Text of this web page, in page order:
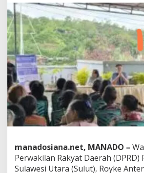
a
r
i
n
M
a
s
u
k
a
n
W
a
r
a
d
i
manadosiana.net, MANADO –
Perwakilan Rakyat Daerah (DPRD)
Sulawesi Utara (Sulut), Royke Anter,